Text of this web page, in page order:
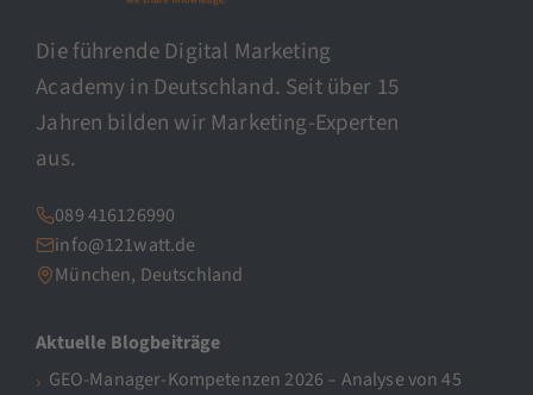
Die führende Digital Marketing
Academy in Deutschland. Seit über 15
Jahren bilden wir Marketing-Experten
aus.
089 416126990
info@121watt.de
München, Deutschland
Aktuelle Blogbeiträge
GEO-Manager-Kompetenzen 2026 – Analyse von 45